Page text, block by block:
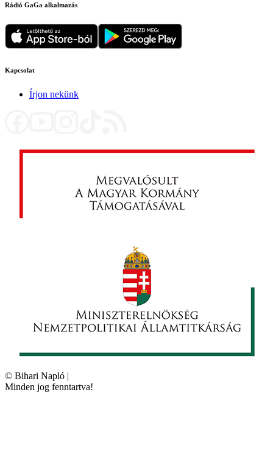
Rádió GaGa alkalmazás
Kapcsolat
Írjon nekünk
© Bihari Napló |
Minden jog fenntartva!